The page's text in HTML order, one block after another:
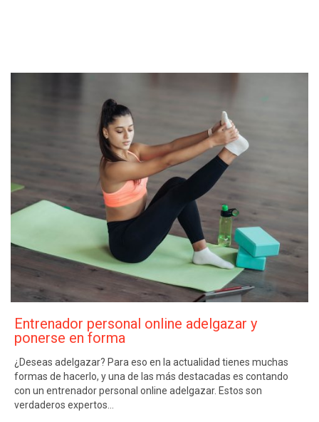
Entrenador personal online adelgazar y
ponerse en forma
¿Deseas adelgazar? Para eso en la actualidad tienes muchas
formas de hacerlo, y una de las más destacadas es contando
con un entrenador personal online adelgazar. Estos son
verdaderos expertos…